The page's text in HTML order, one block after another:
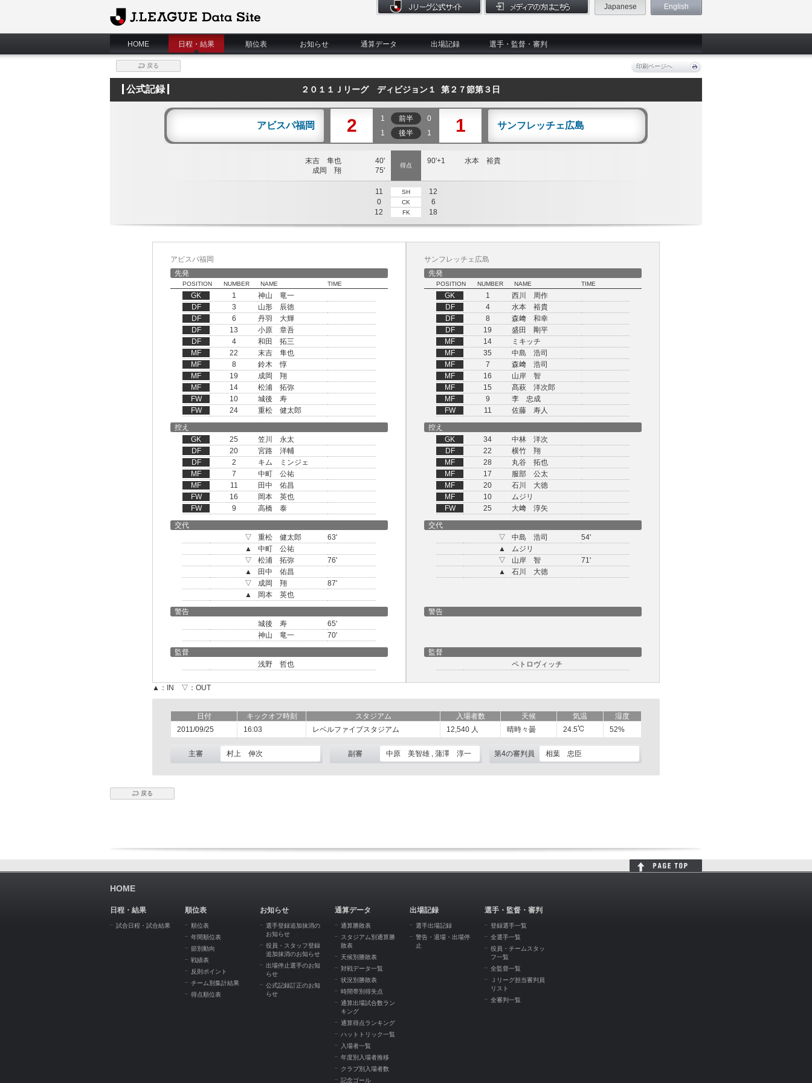
J.League Data Site
Japanese English
HOME 日程・結果 順位表 お知らせ 通算データ 出場記録 選手・監督・審判
戻る 印刷ページへ
公式記録 ２０１１Ｊリーグ ディビジョン１ 第２７節第３日
アビスパ福岡 2 1 前半
0
1
後半 1 1 サンフレッチェ広島
末吉 隼也
40'
成岡 翔
75'
得点
90'+1 水本 裕貴
11 SH
12
0
CK
6
12
FK 18
アビスパ福岡
先発
POSITION NUMBER NAME TIME
GK 1
神山 竜一
DF
3
山形 辰徳
DF
6
丹羽 大輝
DF
13
小原 章吾
DF
4
和田 拓三
MF
22
末吉 隼也
MF
8
鈴木 惇
MF
19
成岡 翔
MF
14
松浦 拓弥
FW
10
城後 寿
FW
24 重松 健太郎
サンフレッチェ広島
先発
POSITION NUMBER NAME TIME
GK 1
西川 周作
DF
4
水本 裕貴
DF
8
森﨑 和幸
DF
19
盛田 剛平
MF
14
ミキッチ
MF
35
中島 浩司
MF
7
森﨑 浩司
MF
16
山岸 智
MF
15
髙萩 洋次郎
MF
9
李 忠成
FW
11
佐藤 寿人
控え
GK
25
笠川 永太
DF
20
宮路 洋輔
DF
2
キム ミンジェ
MF
7
中町 公祐
MF
11
田中 佑昌
FW
16
岡本 英也
FW
9 高橋 泰
控え
GK
34
中林 洋次
DF
22
横竹 翔
MF
28
丸谷 拓也
MF
17
服部 公太
MF
20
石川 大徳
MF
10
ムジリ
FW
25
大﨑 淳矢
交代
▽
重松 健太郎
63'
▲
中町 公祐
▽
松浦 拓弥
76'
▲
田中 佑昌
▽
成岡 翔
87'
▲
岡本 英也
交代
▽
中島 浩司
54'
▲
ムジリ
▽
山岸 智
71'
▲
石川 大徳
警告
城後 寿
65'
神山 竜一
70'
警告
監督
浅野 哲也
監督
ペトロヴィッチ
▲：IN ▽：OUT
日付 キックオフ時刻 スタジアム 入場者数 天候 気温
湿度
2011/09/25
16:03 レベルファイブスタジアム 12,540 人 晴時々曇 24.5 52%
主審 村上 伸次 副審 中原 美智雄 , 蒲澤 淳一 第4の審判員 相葉 忠臣
戻る
HOME
日程・結果
試合日程・試合結果
順位表
順位表
年間順位表
節別動向
戦績表
反則ポイント
チーム別集計結果
得点順位表
お知らせ
選手登録追加抹消の
お知らせ
役員・スタッフ登録
追加抹消のお知らせ
出場停止選手のお知
らせ
公式記録訂正のお知
らせ
通算データ
通算勝敗表
スタジアム別通算勝
敗表
天候別勝敗表
対戦データ一覧
状況別勝敗表
時間帯別得失点
通算出場試合数ラン
キング
通算得点ランキング
ハットトリック一覧
入場者一覧
年度別入場者推移
クラブ別入場者数
記念ゴール
出場記録
選手出場記録
警告・退場・出場停
止
選手・監督・審判
登録選手一覧
全選手一覧
役員・チームスタッ
フ一覧
全監督一覧
Ｊリーグ担当審判員
リスト
全審判一覧